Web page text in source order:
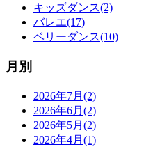
キッズダンス(2)
バレエ(17)
ベリーダンス(10)
月別
2026年7月(2)
2026年6月(2)
2026年5月(2)
2026年4月(1)